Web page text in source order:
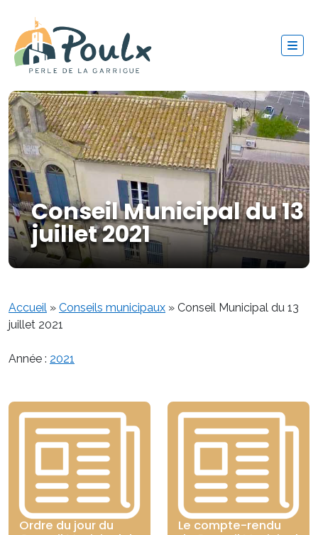
Conseil Municipal du 13
juillet 2021
Accueil » Conseils municipaux » Conseil Municipal du 13
juillet 2021
Année : 2021
Ordre du jour du
Le compte-rendu